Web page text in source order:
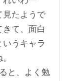
見たようで
て、面白
うキャラ
と、よく勉